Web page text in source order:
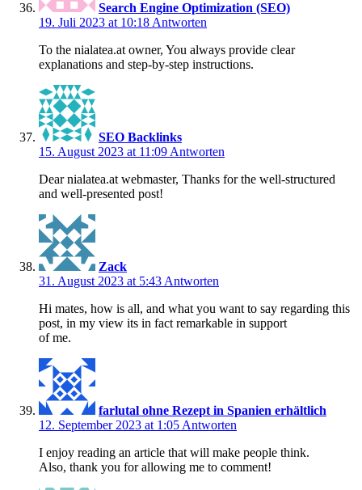
Search Engine Optimization (SEO)
19. Juli 2023 at 10:18Antworten
To the nialatea.at owner, You always provide clear
explanations and step-by-step instructions.
SEO Backlinks
15. August 2023 at 11:09Antworten
Dear nialatea.at webmaster, Thanks for the well-structured
and well-presented post!
Zack
31. August 2023 at 5:43Antworten
Hi mates, how is all, and what you want to say regarding this
post, in my view its in fact remarkable in support
of me.
farlutal ohne Rezept in Spanien erhältlich
12. September 2023 at 1:05Antworten
I enjoy reading an article that will make people think.
Also, thank you for allowing me to comment!